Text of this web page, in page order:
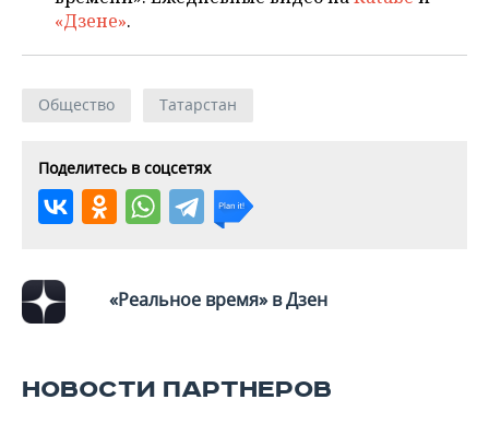
«Дзене».
Общество Татарстан
Поделитесь в соцсетях
«Реальное время» в Дзен
НОВОСТИ ПАРТНЕРОВ